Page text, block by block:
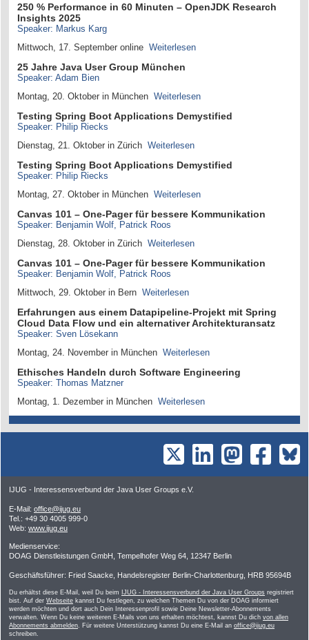
250 % Performance in 60 Minuten – OpenJDK Research
Insights 2025
Speaker: Markus Karg
Mittwoch, 17. September online Weiterlesen
25 Jahre Java User Group München
Speaker: Adam Bien
Montag, 20. Oktober in München Weiterlesen
Testing Spring Boot Applications Demystified
Speaker: Philip Riecks
Dienstag, 21. Oktober in Zürich Weiterlesen
Testing Spring Boot Applications Demystified
Speaker: Philip Riecks
Montag, 27. Oktober in München Weiterlesen
Canvas 101 – One-Pager für bessere Kommunikation
Speaker: Benjamin Wolf, Patrick Roos
Dienstag, 28. Oktober in Zürich Weiterlesen
Canvas 101 – One-Pager für bessere Kommunikation
Speaker: Benjamin Wolf, Patrick Roos
Mittwoch, 29. Oktober in Bern Weiterlesen
Erfahrungen aus einem Datapipeline-Projekt mit Spring
Cloud Data Flow und ein alternativer Architekturansatz
Speaker: Sven Lösekann
Montag, 24. November in München Weiterlesen
Ethisches Handeln durch Software Engineering
Speaker: Thomas Matzner
Montag, 1. Dezember in München Weiterlesen
IJUG - Interessensverbund der Java User Groups e.V.
E-Mail: office@ijug.eu
Tel.: +49 30 4005 999-0
Web: www.ijug.eu
Medienservice:
DOAG Dienstleistungen GmbH, Tempelhofer Weg 64, 12347 Berlin
Geschäftsführer: Fried Saacke, Handelsregister Berlin-Charlottenburg, HRB 95694B
Du erhältst diese E-Mail, weil Du beim IJUG - Interessensverbund der Java User Groups registriert
bist. Auf der Webseite kannst Du festlegen, zu welchen Themen Du von der DOAG informiert
werden möchten und dort auch Dein Interessenprofil sowie Deine Newsletter-Abonnements
verwalten. Wenn Du keine weiteren E-Mails von uns erhalten möchtest, kannst Du dich von allen
Abonnements abmelden. Für weitere Unterstützung kannst Du eine E-Mail an office@ijug.eu
schreiben.